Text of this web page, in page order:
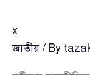
x
জাতীয় / By